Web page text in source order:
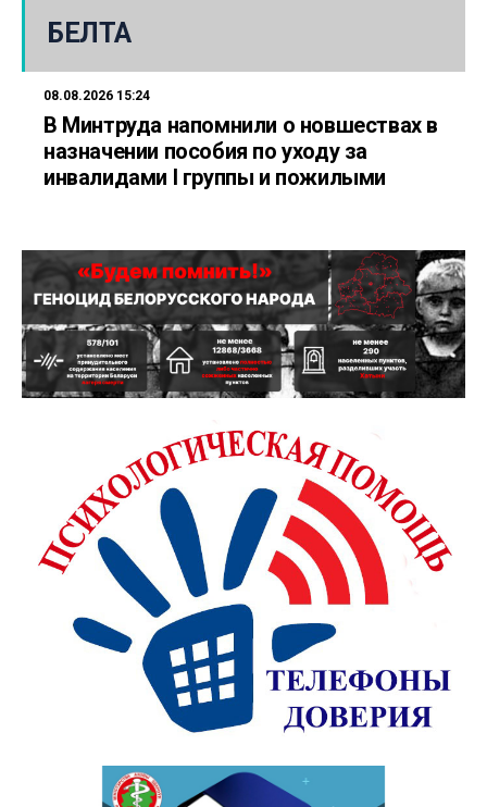
БЕЛТА
08.08.2026 15:24
В Минтруда напомнили о новшествах в
назначении пособия по уходу за
инвалидами I группы и пожилыми